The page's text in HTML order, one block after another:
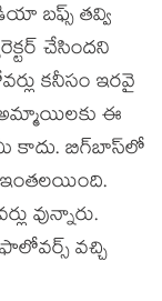
బఫ్స్ తవ్వి
చేసిందని
కనీసం ఇరవై
ఈ
కాదు. బిగ్‍బాస్‍లో
ఇంతలయింది.
వున్నారు.
వచ్చి